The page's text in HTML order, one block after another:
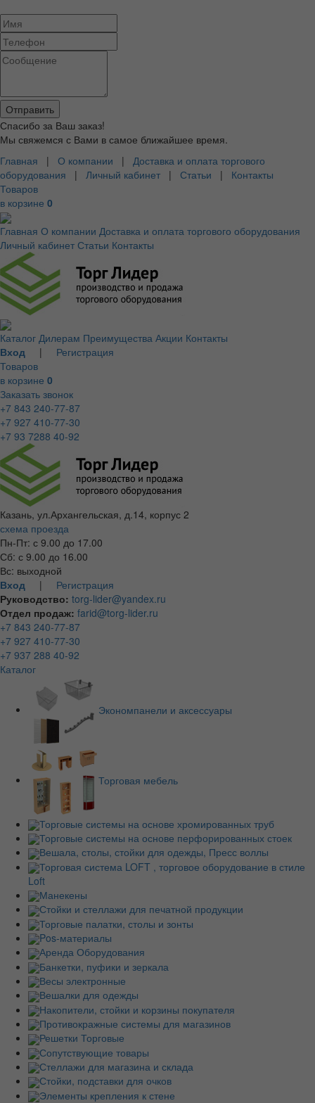
Спасибо за Ваш заказ!
Мы свяжемся с Вами в самое ближайшее время.
Главная | О компании | Доставка и оплата торгового
оборудования | Личный кабинет | Статьи | Контакты
Товаров
в корзине 0
Главная О компании Доставка и оплата торгового оборудования
Личный кабинет Статьи Контакты
Каталог Дилерам Преимущества Акции Контакты
Вход | Регистрация
Товаров
в корзине 0
Заказать звонок
+7 843 240-77-87
+7 927 410-77-30
+7 93 7288 40-92
Казань, ул.Архангельская, д.14, корпус 2
схема проезда
Пн-Пт: с 9.00 до 17.00
Сб: с 9.00 до 16.00
Вс: выходной
Вход | Регистрация
Руководство: torg-lider@yandex.ru
Отдел продаж: farid@torg-lider.ru
+7 843 240-77-87
+7 927 410-77-30
+7 937 288 40-92
Каталог
Экономпанели и аксессуары
Торговая мебель
Торговые системы на основе хромированных труб
Торговые системы на основе перфорированных стоек
Вешала, столы, стойки для одежды, Пресс воллы
Торговая система LOFT , торговое оборудование в стиле
Loft
Манекены
Стойки и стеллажи для печатной продукции
Торговые палатки, столы и зонты
Pos-материалы
Аренда Оборудования
Банкетки, пуфики и зеркала
Весы электронные
Вешалки для одежды
Накопители, стойки и корзины покупателя
Противокражные системы для магазинов
Решетки Торговые
Сопутствующие товары
Стеллажи для магазина и склада
Стойки, подставки для очков
Элементы крепления к стене